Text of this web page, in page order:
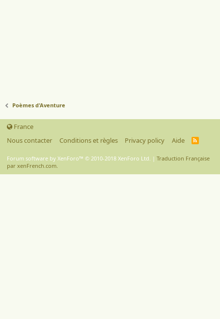
Poèmes d'Aventure
France
Nous contacter
Conditions et règles Privacy policy Aide
R
Forum software by XenForo™ © 2010-2018 XenForo Ltd. | Traduction Française
par xenFrench.com.